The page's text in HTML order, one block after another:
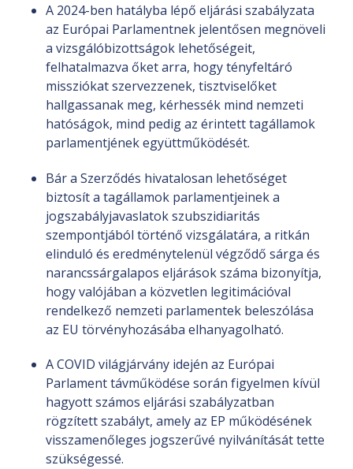
A 2024-ben hatályba lépő eljárási szabályzata
az Európai Parlamentnek jelentősen megnöveli
a vizsgálóbizottságok lehetőségeit,
felhatalmazva őket arra, hogy tényfeltáró
missziókat szervezzenek, tisztviselőket
hallgassanak meg, kérhessék mind nemzeti
hatóságok, mind pedig az érintett tagállamok
parlamentjének együttműködését.
Bár a Szerződés hivatalosan lehetőséget
biztosít a tagállamok parlamentjeinek a
jogszabályjavaslatok szubszidiaritás
szempontjából történő vizsgálatára, a ritkán
elinduló és eredménytelenül végződő sárga és
narancssárgalapos eljárások száma bizonyítja,
hogy valójában a közvetlen legitimációval
rendelkező nemzeti parlamentek beleszólása
az EU törvényhozásába elhanyagolható.
A COVID világjárvány idején az Európai
Parlament távműködése során figyelmen kívül
hagyott számos eljárási szabályzatban
rögzített szabályt, amely az EP működésének
visszamenőleges jogszerűvé nyilvánítását tette
szükségessé.